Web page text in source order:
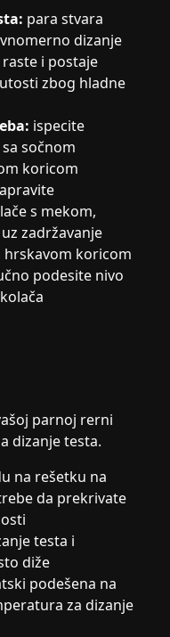
para stvara
dizanje
i postaje
zbog hladne
ispecite
sočnom
koricom
s mekom,
zadržavanje
hrskavom koricom
podesite nivo
parnoj rerni
dizanje testa.
na rešetku na
da prekrivate
testa i
diže
podešena na
za dizanje